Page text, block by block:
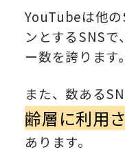
YouTubeは他
ンとするSNS
ー数を誇ります。
また、数ある
齢層に利用
あります。